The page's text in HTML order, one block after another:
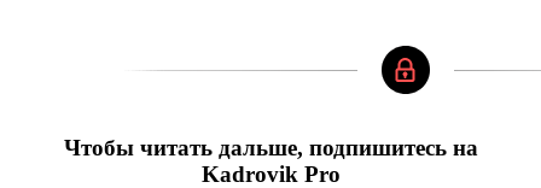
Чтобы читать дальше, подпишитесь на
Kadrovik Pro